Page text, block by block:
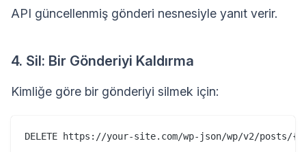
API güncellenmiş gönderi nesnesiyle yanıt verir.
4. Sil: Bir Gönderiyi Kaldırma
Kimliğe göre bir gönderiyi silmek için: